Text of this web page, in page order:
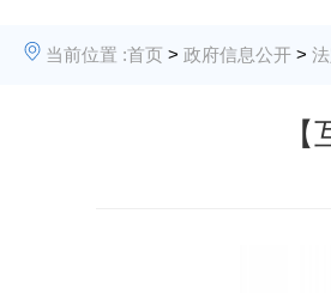
当前位置 :首页 > 政府信息公开 >